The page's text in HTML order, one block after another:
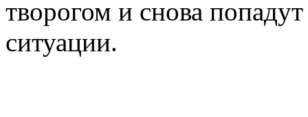
творогом и снова
ситуации.